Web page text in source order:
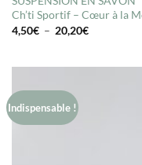
Ch’ti Sportif – Cœur à la
4,50€ – 20,20€Plage
Indispensable !